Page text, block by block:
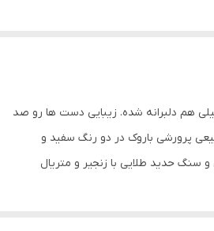
هم دلبرانه شده. زیبایی دست ها رو صد
پرورشی باروک در دو رنگ سفید و
سنگ حدید طلایی با زنجیر و متریال